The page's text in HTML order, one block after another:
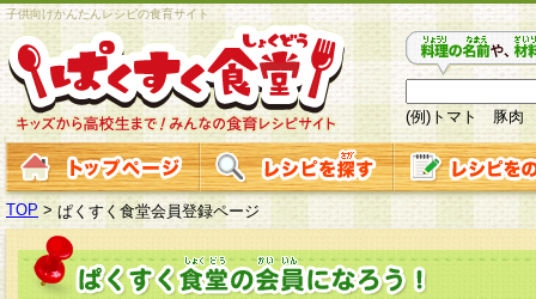
子供向けかんたんレシピの食育サイト
(例)トマト 豚肉
TOP > ぱくすく食堂会員登録ページ